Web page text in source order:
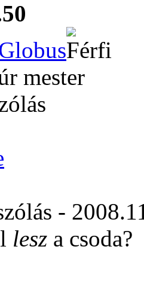
mester
-
lesz a csoda?